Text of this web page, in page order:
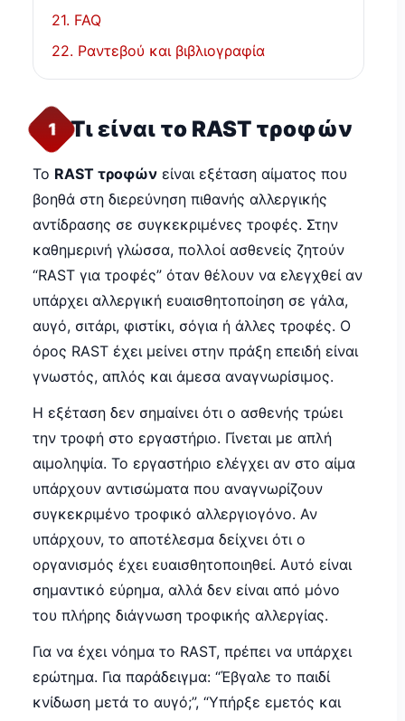
21. FAQ
22. Ραντεβού και βιβλιογραφία
1 Τι είναι το RAST τροφών
Το RAST τροφών είναι εξέταση αίματος που
βοηθά στη διερεύνηση πιθανής αλλεργικής
αντίδρασης σε συγκεκριμένες τροφές. Στην
καθημερινή γλώσσα, πολλοί ασθενείς ζητούν
“RAST για τροφές” όταν θέλουν να ελεγχθεί αν
υπάρχει αλλεργική ευαισθητοποίηση σε γάλα,
αυγό, σιτάρι, φιστίκι, σόγια ή άλλες τροφές. Ο
όρος RAST έχει μείνει στην πράξη επειδή είναι
γνωστός, απλός και άμεσα αναγνωρίσιμος.
Η εξέταση δεν σημαίνει ότι ο ασθενής τρώει
την τροφή στο εργαστήριο. Γίνεται με απλή
αιμοληψία. Το εργαστήριο ελέγχει αν στο αίμα
υπάρχουν αντισώματα που αναγνωρίζουν
συγκεκριμένο τροφικό αλλεργιογόνο. Αν
υπάρχουν, το αποτέλεσμα δείχνει ότι ο
οργανισμός έχει ευαισθητοποιηθεί. Αυτό είναι
σημαντικό εύρημα, αλλά δεν είναι από μόνο
του πλήρης διάγνωση τροφικής αλλεργίας.
Για να έχει νόημα το RAST, πρέπει να υπάρχει
ερώτημα. Για παράδειγμα: “Έβγαλε το παιδί
κνίδωση μετά το αυγό;”, “Υπήρξε εμετός και